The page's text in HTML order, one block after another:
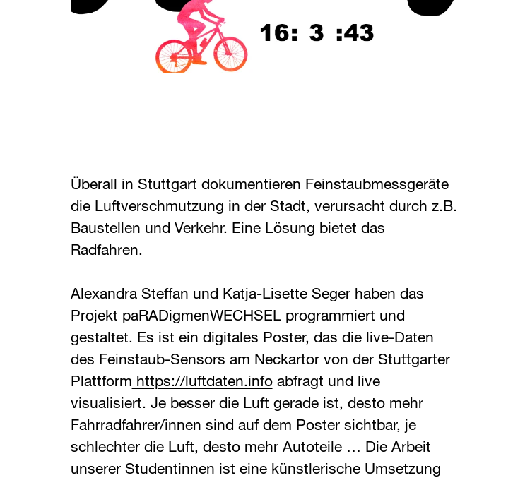
Überall in Stuttgart dokumentieren Feinstaubmessgeräte
die Luftverschmutzung in der Stadt, verursacht durch z.B.
Baustellen und Verkehr. Eine Lösung bietet das
Radfahren.
Alexandra Steffan und Katja-Lisette Seger haben das
Projekt paRADigmenWECHSEL programmiert und
gestaltet. Es ist ein digitales Poster, das die live-Daten
des Feinstaub-Sensors am Neckartor von der Stuttgarter
Plattform https://luftdaten.infoabfragt und live
visualisiert. Je besser die Luft gerade ist, desto mehr
Fahrradfahrer/innen sind auf dem Poster sichtbar, je
schlechter die Luft, desto mehr Autoteile … Die Arbeit
unserer Studentinnen ist eine künstlerische Umsetzung